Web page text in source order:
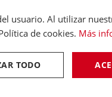
2210
€
XIAOMI A2
170
usuario. Al utilizar
de cookies. Más
TODO